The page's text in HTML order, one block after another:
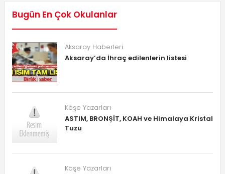
Bugün En Çok Okulanlar
Aksaray Haberleri
Aksaray’da İhraç edilenlerin listesi
Köşe Yazarları
ASTIM, BRONŞİT, KOAH ve Himalaya Kristal
Tuzu
Köşe Yazarları